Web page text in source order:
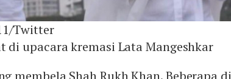
Twitter
di upacara kremasi Lata Mangeshkar